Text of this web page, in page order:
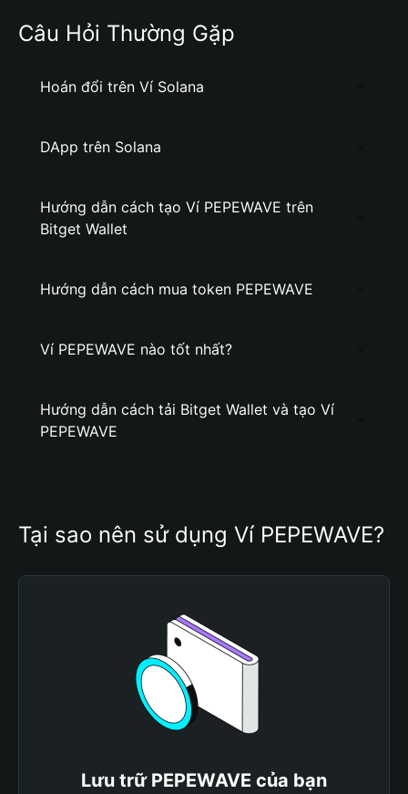
Câu Hỏi Thường Gặp
Hoán đổi trên Ví Solana
DApp trên Solana
Hướng dẫn cách tạo Ví PEPEWAVE trên
Bitget Wallet
Hướng dẫn cách mua token PEPEWAVE
Ví PEPEWAVE nào tốt nhất?
Hướng dẫn cách tải Bitget Wallet và tạo Ví
PEPEWAVE
Tại sao nên sử dụng Ví PEPEWAVE?
Lưu trữ PEPEWAVE của bạn